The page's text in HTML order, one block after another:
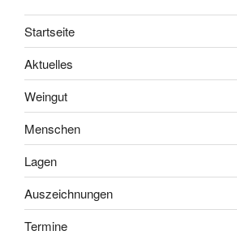
Startseite
Aktuelles
Weingut
Menschen
Lagen
Auszeichnungen
Termine